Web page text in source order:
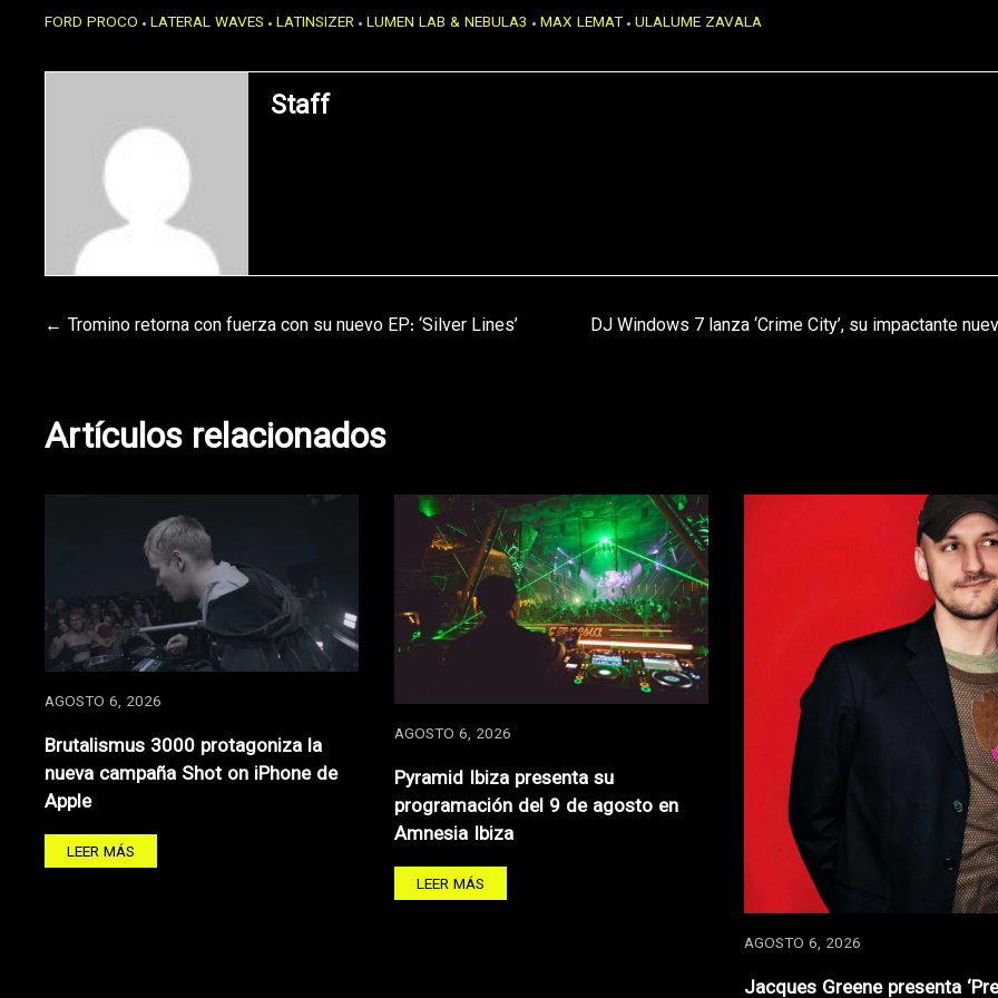
FORD PROCO LATERAL WAVES LATINSIZER LUMEN LAB & NEBULA3 MAX LEMAT ULALUME ZAVALA
Staff
Navegación
entradas
Tromino retorna con fuerza con su nuevo EP: ‘Silver Lines’ DJ Windows 7 lanza ‘Crime City’, su impactante
Artículos relacionados
AGOSTO 6, 2026
Brutalismus 3000 protagoniza la
nueva campaña Shot on iPhone de
Apple
LEER MÁS
AGOSTO 6, 2026
Pyramid Ibiza presenta su
programación del 9 de agosto en
Amnesia Ibiza
LEER MÁS
AGOSTO 6, 2026
Jacques Greene presenta